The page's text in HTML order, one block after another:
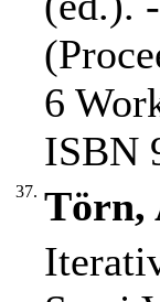
6
ISBN
37. Törn,